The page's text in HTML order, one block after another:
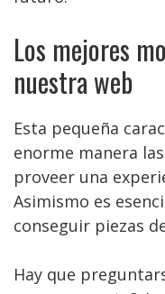
Los mejores
nuestra web
Esta pequeña
enorme manera
proveer una
Asimismo es
conseguir piezas
Hay que